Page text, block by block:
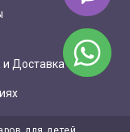
и Доставка